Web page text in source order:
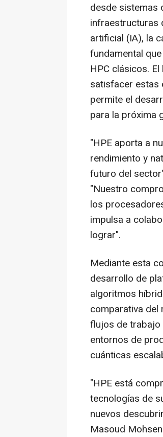
desde sistemas
infraestructuras
artificial (IA), la
fundamental
HPC clásicos.
satisfacer estas
permite el
para la próxima
"HPE aporta a
rendimiento y
futuro del
"Nuestro
los
impulsa a
lograr".
Mediante esta
desarrollo de
algoritmos
comparativa del
flujos de trabajo
entornos de
cuánticas
"HPE está
tecnologías de
nuevos
Masoud